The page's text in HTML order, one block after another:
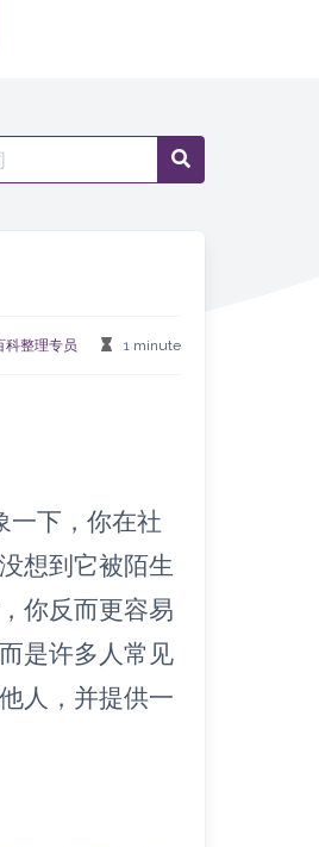
Search
科整理专员 1 minute
一下，你在社
想到它被陌生
你反而更容易
是许多人常见
人，并提供一